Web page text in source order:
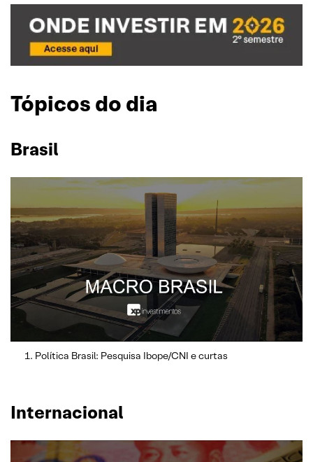
Tópicos do dia
Brasil
Política Brasil: Pesquisa Ibope/CNI e curtas
Internacional